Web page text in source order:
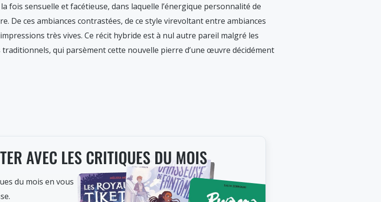
fois sensuelle et facétieuse, dans laquelle l’énergique personnalité de
De ces ambiances contrastées, de ce style virevoltant entre ambiances
très vives. Ce récit hybride est à nul autre pareil malgré les
qui parsèment cette nouvelle pierre d’une œuvre décidément
AVEC LES CRITIQUES DU MOIS
du mois en vous